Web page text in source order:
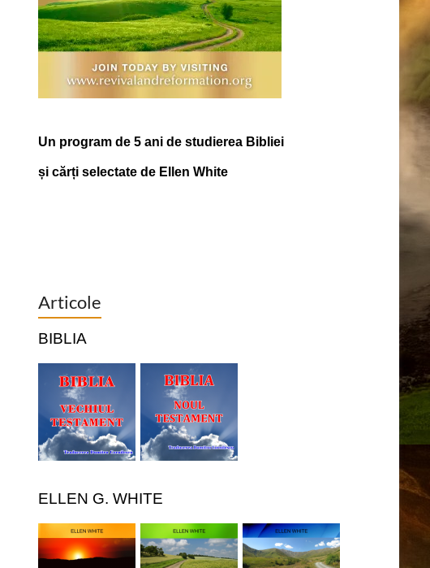
Un program de 5 ani de studierea Bibliei
și cărți selectate de Ellen White
Articole
BIBLIA
ELLEN G. WHITE